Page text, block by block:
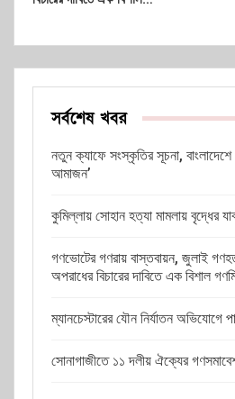
সর্বশেষ খবর
নতুন ক্যাফে সংস্কৃতির সূচনা,
আমাজন’
কুমিল্লায় সোহান হত্যা মামলায় বৃদ্ধের
গণভোটের গণরায় বাস্তবায়ন, জুলাই
অপরাধের বিচারের দাবিতে এক বিশাল
ম্যানচেস্টারের যৌন নির্যাতন অভিযোগে
সোনাগাজীতে ১১ দলীয় ঐক্যের